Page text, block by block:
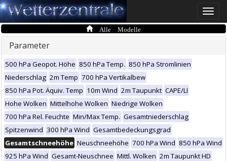
Toggle
Alle Modelle
Parameter
500 hPa Geopot. Höhe 850 hPa Temp. 850 hPa Stromlinien
Niederschlag 2m Temp 700 hPa Vertikalbew
850 hPa Pot. Äquiv. Temp 10m Wind 2m Taupunkt CAPE/LI
Hohe Wolken Mittelhohe Wolken Niedrige Wolken
700 hPa Rel. Feuchte Min/Max Temp. Gesamtniederschlag
Spitzenwind 300 hPa Wind Gesamtbedeckungsgrad
Gesamtschneehöhe Neuschneehöhe 700 hPa Wind 850 hPa Wind
925 hPa Wind Gesamt-Neuschnee Mittl. Wolken 2m Taupunkt HD